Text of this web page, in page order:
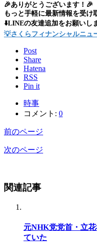
🎉ありがとうございます！🎉
もっと手軽に最新情報を受け
⬇️LINEの友達追加をお願いし
💡さくらフィナンシャルニュ
Post
Share
Hatena
RSS
Pin it
時事
コメント: 0
前のページ
次のページ
関連記事
元NHK党党首・立
ていた